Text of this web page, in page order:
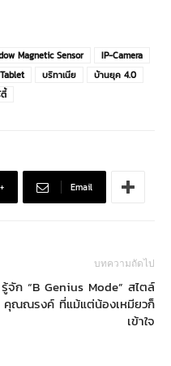
Magnetic Sensor
IP-Camera
บริทาเนีย
บ้านยุค 4.0
Email
บทความถัดไป
รู้จัก “B Genius Mode” สไตล์
คุณณรงค์ ที่แม้แต่น้องเหมียวก็
เข้าใจ